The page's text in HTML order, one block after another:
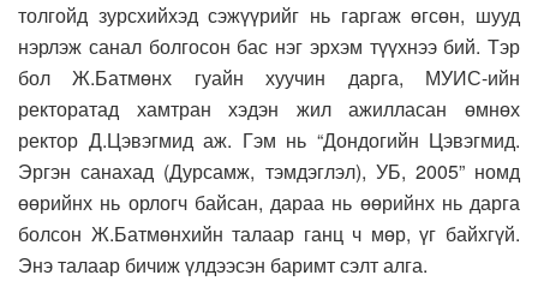
толгойд зурсхийхэд сэжүүрийг нь гаргаж өгсөн, шууд
нэрлэж санал болгосон бас нэг эрхэм түүхнээ бий. Тэр
бол Ж.Батмөнх гуайн хуучин дарга, МУИС-ийн
ректоратад хамтран хэдэн жил ажилласан өмнөх
ректор Д.Цэвэгмид аж. Гэм нь “Дондогийн Цэвэгмид.
Эргэн санахад (Дурсамж, тэмдэглэл), УБ, 2005” номд
өөрийнх нь орлогч байсан, дараа нь өөрийнх нь дарга
болсон Ж.Батмөнхийн талаар ганц ч мөр, үг байхгүй.
Энэ талаар бичиж үлдээсэн баримт сэлт алга.